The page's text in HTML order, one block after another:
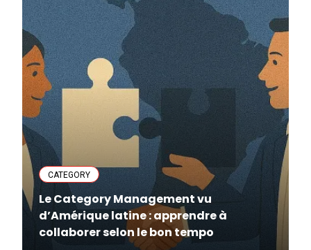
CATEGORY
Le Category Management vu
d’Amérique latine : apprendre à
collaborer selon le bon tempo